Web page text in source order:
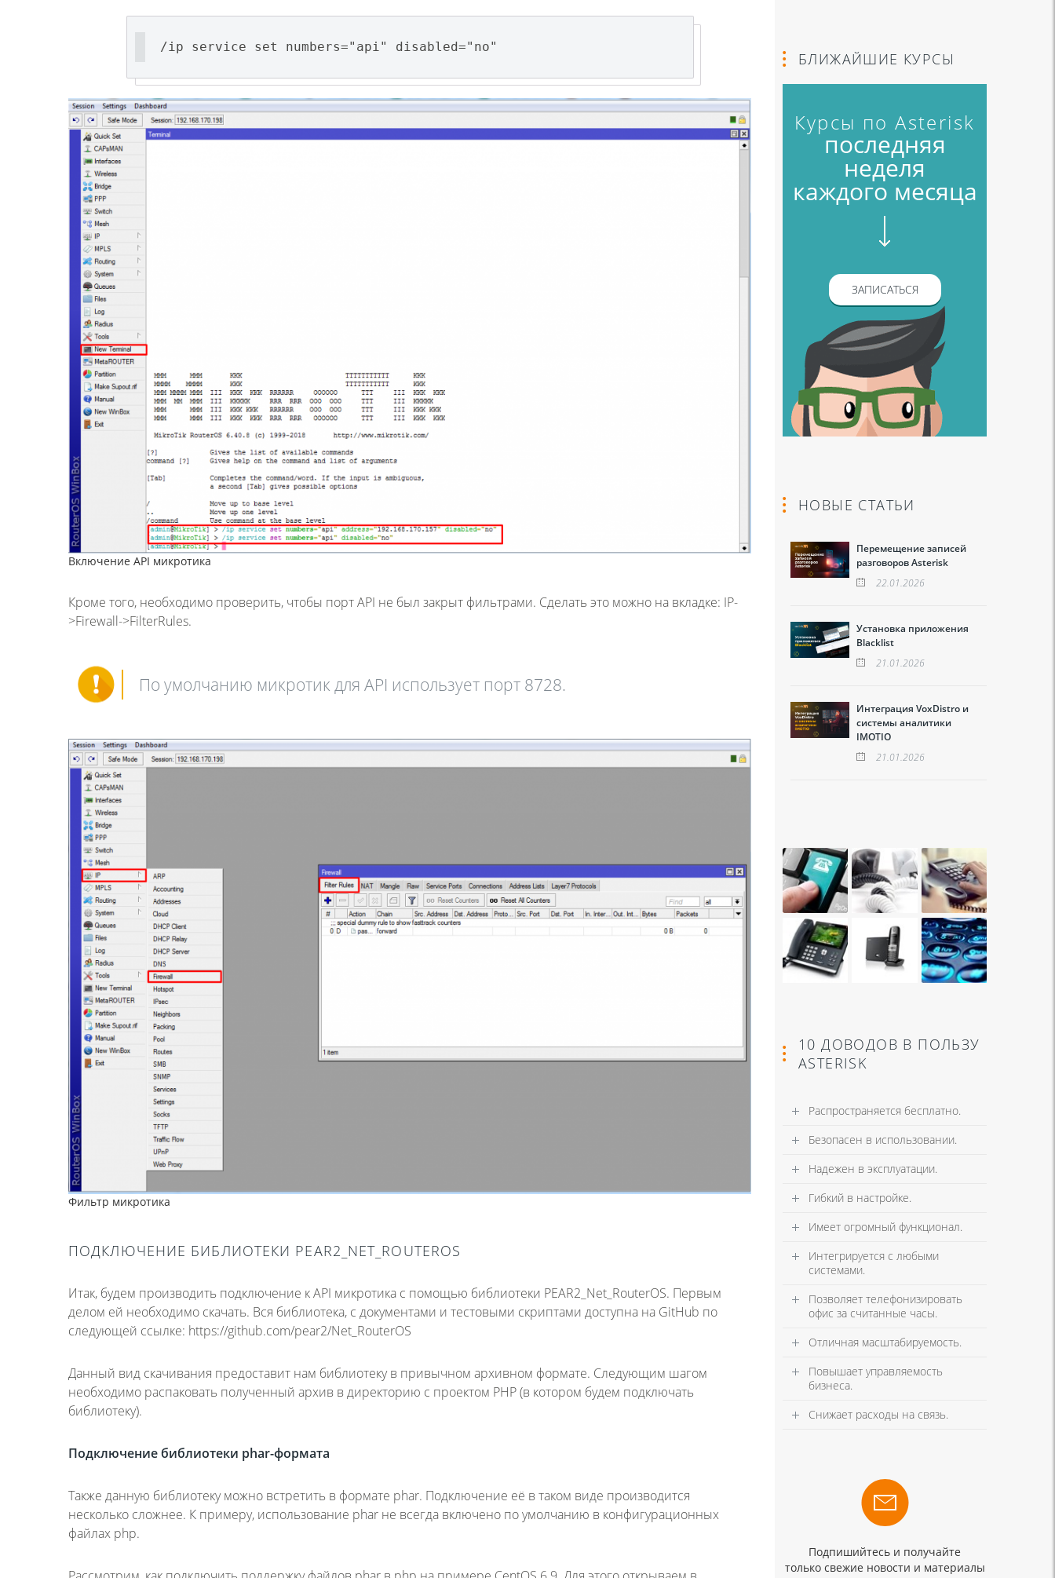
/ip service set numbers="api" disabled="no"
Включение API микротика
Кроме того, необходимо проверить, чтобы порт API не был закрыт фильтрами. Сделать это можно на вкладке: IP-
>Firewall->FilterRules.
По умолчанию микротик для API использует порт 8728.
Фильтр микротика
ПОДКЛЮЧЕНИЕ БИБЛИОТЕКИ PEAR2_NET_ROUTEROS
Итак, будем производить подключение к API микротика с помощью библиотеки PEAR2_Net_RouterOS. Первым
делом ей необходимо скачать. Вся библиотека, с документами и тестовыми скриптами доступна на GitHub по
следующей ссылке: https://github.com/pear2/Net_RouterOS
Данный вид скачивания предоставит нам библиотеку в привычном архивном формате. Следующим шагом
необходимо распаковать полученный архив в директорию с проектом PHP (в котором будем подключать
библиотеку).
Подключение библиотеки phar-формата
Также данную библиотеку можно встретить в формате phar. Подключение её в таком виде производится
несколько сложнее. К примеру, использование phar не всегда включено по умолчанию в конфигурационных
файлах php.
БЛИЖАЙШИЕ КУРСЫ
Курсы по Asterisk
последняя
неделя
каждого месяца
ЗАПИСАТЬСЯ
НОВЫЕ СТАТЬИ
Перемещение записей
разговоров Asterisk
22.01.2026
Установка приложения
Blacklist
21.01.2026
Интеграция VoxDistro и
системы аналитики
IMOTIO
21.01.2026
10 ДОВОДОВ В ПОЛЬЗУ
ASTERISK
Распространяется бесплатно.
Безопасен в использовании.
Надежен в эксплуатации.
Гибкий в настройке.
Имеет огромный функционал.
Интегрируется с любыми
системами.
Позволяет телефонизировать
офис за считанные часы.
Отличная масштабируемость.
Повышает управляемость
бизнеса.
Снижает расходы на связь.
Подпишийтесь и получайте
только свежие новости и материалы